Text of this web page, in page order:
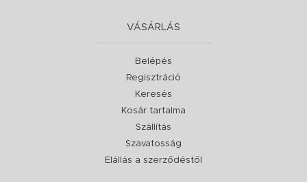
VÁSÁRLÁS
Belépés
Regisztráció
Keresés
Kosár tartalma
Szállítás
Szavatosság
Elállás a szerződéstől